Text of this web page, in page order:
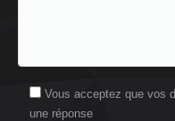
Vous acceptez que vos
une réponse